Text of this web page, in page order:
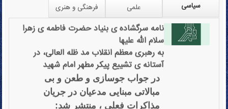
سیاسی
علمی فرهنگی و هنری
نامه سرگشاده ی بنیاد حضرت فاطمه ی زهرا
سلام الله علیها
به رهبری معظم انقلاب مد ظله العالی، در
آستانه ی تشییع پیکر مطهر امام شهید
در جواب جوسازی و طعن و بی
مبالاتی مبنایی مدعیان در جریان
مذاکرات فعلی ، منتشر شد: